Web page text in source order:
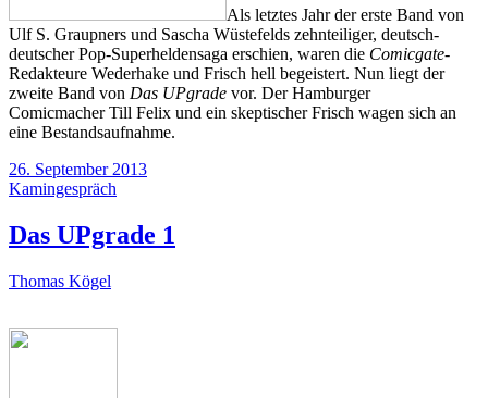
Als letztes Jahr der erste Band von
Ulf S. Graupners und Sascha Wüstefelds zehnteiliger, deutsch-
deutscher Pop-Superheldensaga erschien, waren die Comicgate-
Redakteure Wederhake und Frisch hell begeistert. Nun liegt der
zweite Band von Das UPgrade vor. Der Hamburger
Comicmacher Till Felix und ein skeptischer Frisch wagen sich an
eine Bestandsaufnahme.
26. September 2013
Kamingespräch
Das UPgrade 1
Thomas Kögel